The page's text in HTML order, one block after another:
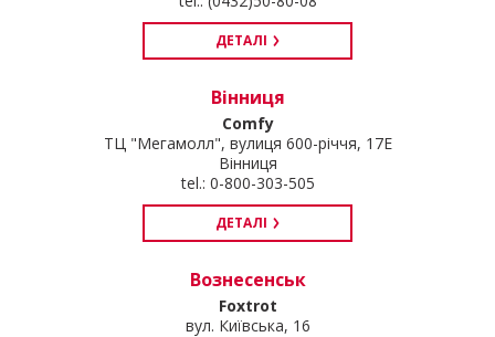
ДЕТАЛІ
Вінниця
Comfy
ТЦ "Мегамолл", вулиця 600-річчя, 17Е
Вінниця
tel.: 0-800-303-505
ДЕТАЛІ
Вознесенськ
Foxtrot
вул. Київська, 16